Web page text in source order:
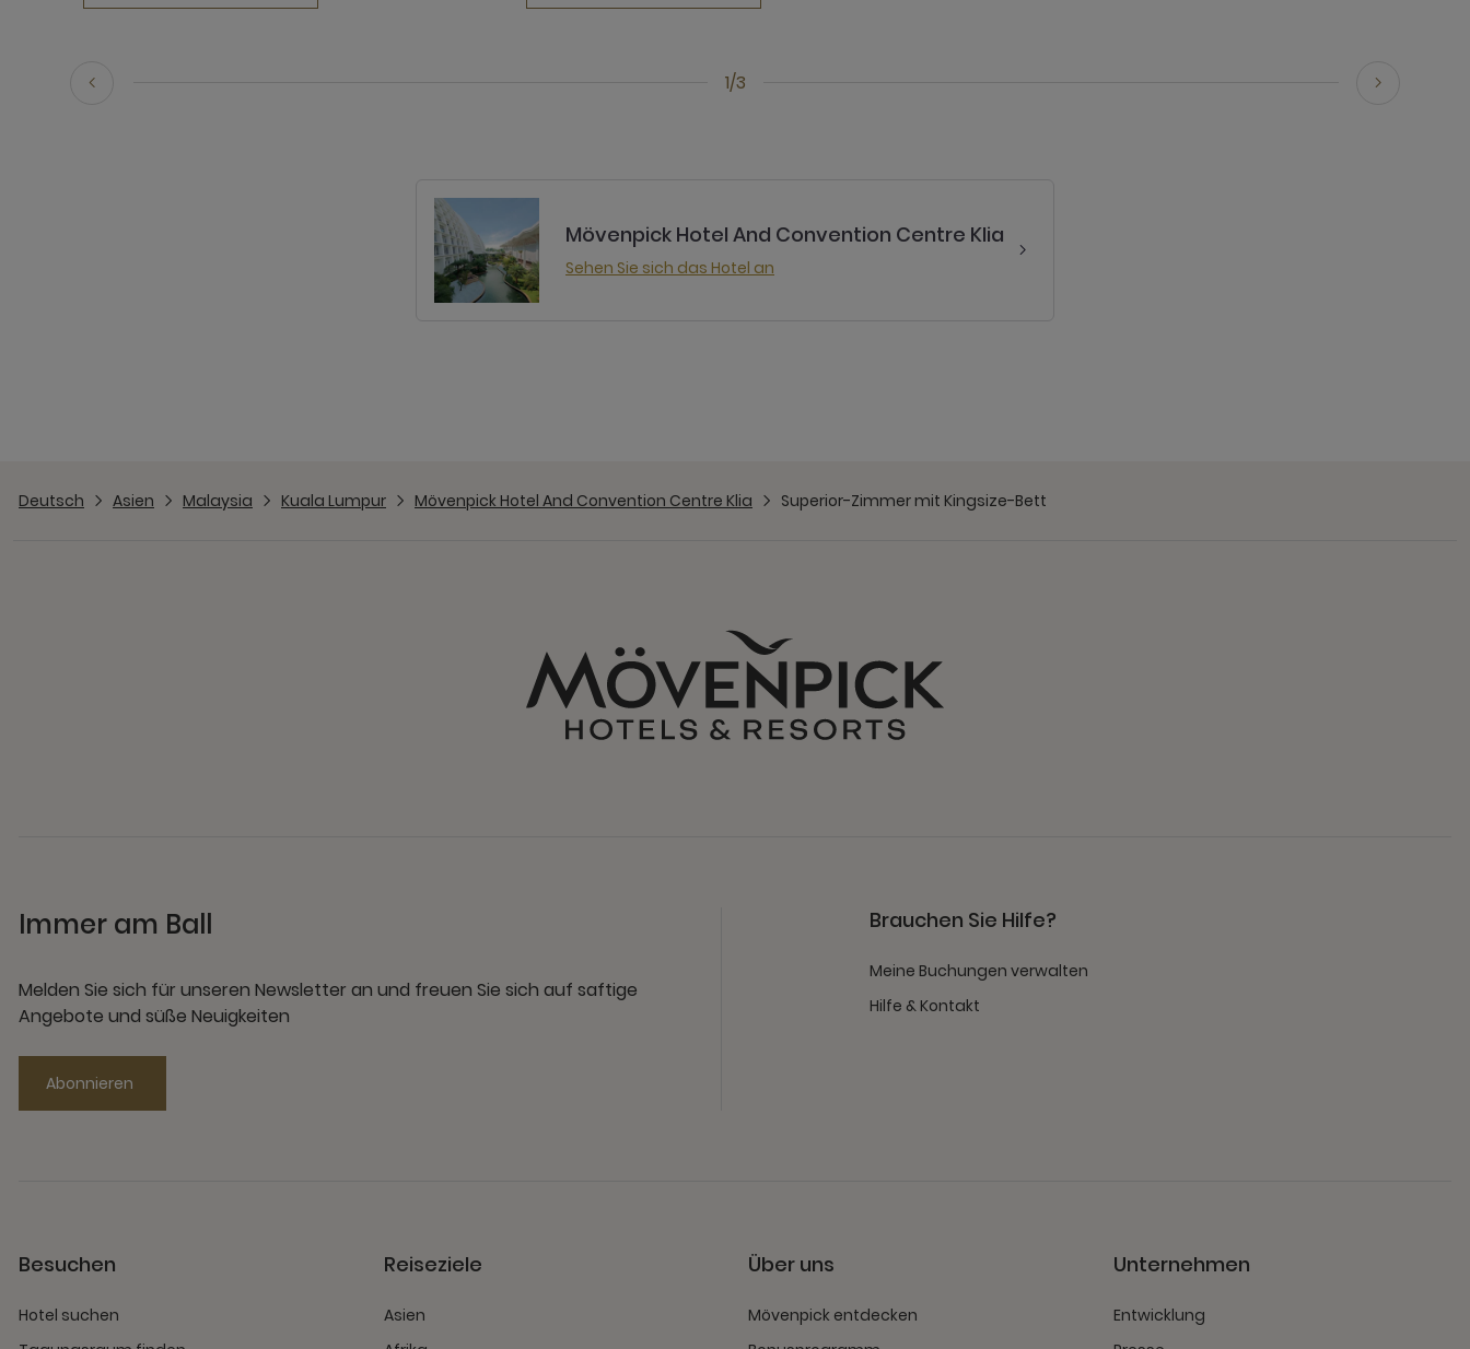
1/3
Mövenpick Hotel And Convention Centre Klia
Sehen Sie sich das Hotel an
Deutsch Asien Malaysia Kuala Lumpur Mövenpick Hotel And Convention Centre Klia Superior-Zimmer mit Kingsize-Bett
Immer am Ball
Melden Sie sich für unseren Newsletter an und freuen Sie sich auf saftige
Angebote und süße Neuigkeiten
Abonnieren
Brauchen Sie Hilfe?
Meine Buchungen verwalten
Hilfe & Kontakt
Besuchen
Hotel suchen
Reiseziele
Asien
Über uns
Mövenpick entdecken
Unternehmen
Entwicklung